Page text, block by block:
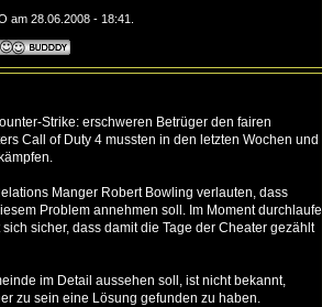
am 28.06.2008 - 18:41.
Strike: erschweren Betrüger den fairen
Call of Duty 4 mussten in den letzten Wochen und
Manger Robert Bowling verlauten, dass
Problem annehmen soll. Im Moment durchlaufe
sicher, dass damit die Tage der Cheater gezählt
im Detail aussehen soll, ist nicht bekannt,
zu sein eine Lösung gefunden zu haben.